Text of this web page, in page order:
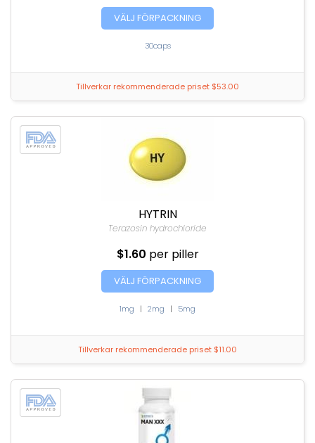
VÄLJ FÖRPACKNING
30caps
Tillverkar rekommenderade priset $53.00
HYTRIN
Terazosin hydrochloride
$1.60 per piller
VÄLJ FÖRPACKNING
1mg | 2mg | 5mg
Tillverkar rekommenderade priset $11.00